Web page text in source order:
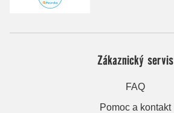
Zákaznický servis
FAQ
Pomoc a kontakt